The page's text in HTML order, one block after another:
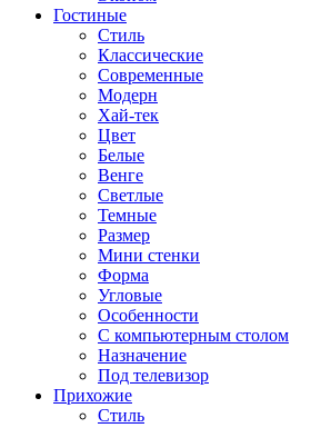
Гостиные
Стиль
Классические
Современные
Модерн
Хай-тек
Цвет
Белые
Венге
Светлые
Темные
Размер
Мини стенки
Форма
Угловые
Особенности
С компьютерным столом
Назначение
Под телевизор
Прихожие
Стиль